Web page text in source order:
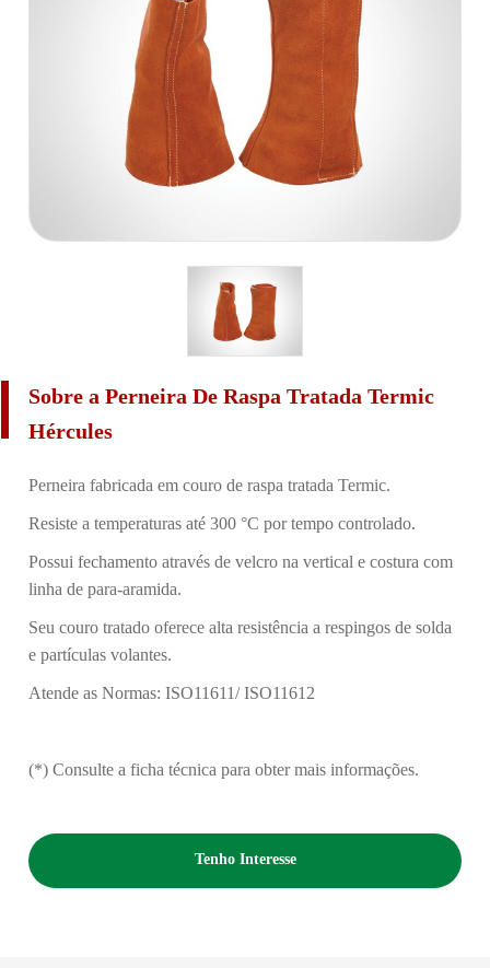
Sobre a Perneira De Raspa Tratada Termic
Hércules
Perneira fabricada em couro de raspa tratada Termic.
Resiste a temperaturas até 300 °C por tempo controlado.
Possui fechamento através de velcro na vertical e costura com
linha de para-aramida.
Seu couro tratado oferece alta resistência a respingos de solda
e partículas volantes.
Atende as Normas: ISO11611/ ISO11612
(*) Consulte a ficha técnica para obter mais informações.
Tenho Interesse